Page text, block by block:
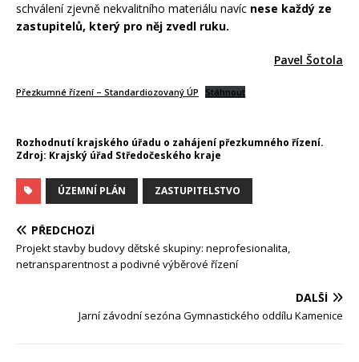
schválení zjevně nekvalitního materiálu navíc nese každý ze
zastupitelů, který pro něj zvedl ruku.
Pavel Šotola
Přezkumné řízení – Standardiozovaný ÚP Stáhnout
Rozhodnutí krajského úřadu o zahájení přezkumného řízení.
Zdroj: Krajský úřad Středočeského kraje
ÚZEMNÍ PLÁN ZASTUPITELSTVO
PŘEDCHOZÍ
Projekt stavby budovy dětské skupiny: neprofesionalita,
netransparentnost a podivné výběrové řízení
DALŠÍ
Jarní závodní sezóna Gymnastického oddílu Kamenice